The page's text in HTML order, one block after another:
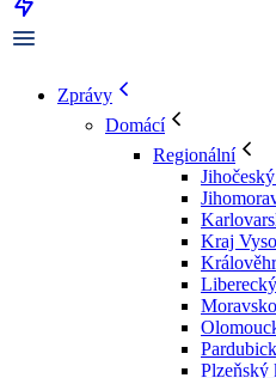
Zprávy
Domácí
Regionální
Kraj
Plzeňský